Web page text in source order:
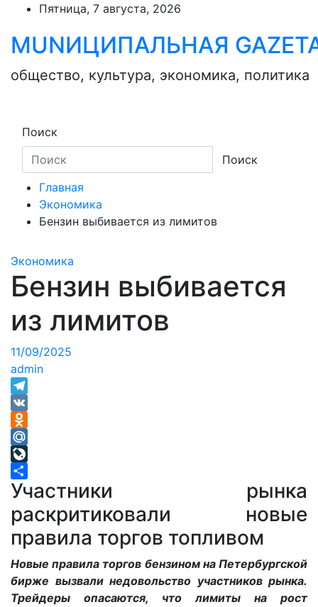
content
Пятница, 7 августа, 2026
MUNИЦИПАЛЬНАЯ
общество, культура, экономика, политика
Поиск
Поиск
Главная
Экономика
Бензин выбивается из лимитов
Экономика
Бензин выбивается
из лимитов
11/09/2025
admin
Telegram
VK
Odnoklassniki
Mail.Ru
LiveJournal
Отправить
Участники рынка
раскритиковали новые
правила торгов топливом
Новые правила торгов бензином на Петербургской
бирже вызвали недовольство участников рынка.
Трейдеры опасаются, что лимиты на рост